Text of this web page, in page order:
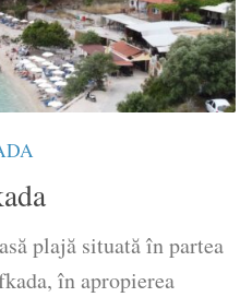
plajă situată în partea
în apropierea